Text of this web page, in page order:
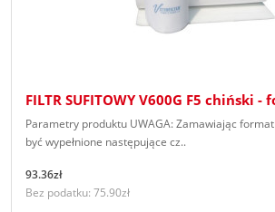
FILTR SUFITOWY V600G F5 chiński
Parametry produktu UWAGA: Zamawiając
być wypełnione następujące cz..
93.36zł
Bez podatku: 75.90zł